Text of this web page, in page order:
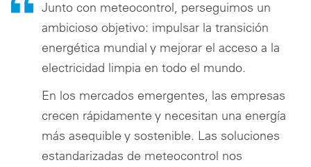
Junto con meteocontrol, perseguimos un
ambicioso objetivo: impulsar la transición
energética mundial y mejorar el acceso a la
electricidad limpia en todo el mundo.
En los mercados emergentes, las empresas
crecen rápidamente y necesitan una energía
más asequible y sostenible. Las soluciones
estandarizadas de meteocontrol nos